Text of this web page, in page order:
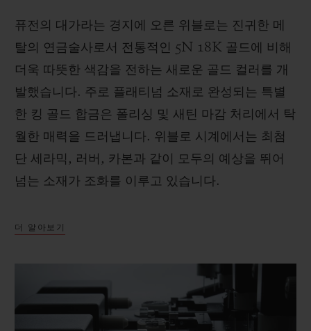
퓨전의 대가라는 경지에 오른 위블로는 진귀한 메
탈의 연금술사로서 전통적인 5N 18K 골드에 비해
더욱 따뜻한 색감을 전하는 새로운 골드 컬러를 개
발했습니다. 주로 플래티넘 소재로 완성되는 특별
한 킹 골드 합금은 폴리싱 및 새틴 마감 처리에서 탁
월한 매력을 드러냅니다. 위블로 시계에서는 최첨
단 세라믹, 러버, 카본과 같이 모두의 예상을 뛰어
넘는 소재가 조화를 이루고 있습니다.
더 알아보기